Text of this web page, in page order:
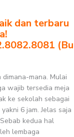
dan terbaru
(Bu
mana. Mulai
wajib tersedia meja
ke sekolah sebagai
6 jam. Jelas saja
kedua hal
lembaga